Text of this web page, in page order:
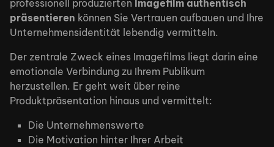
professionell produzierten Imagefilm authentisch
präsentieren können Sie Vertrauen aufbauen und Ihre
Unternehmensidentität lebendig vermitteln.
Der zentrale Zweck eines Imagefilms liegt darin eine
emotionale Verbindung zu Ihrem Publikum
herzustellen. Er geht weit über reine
Produktpräsentation hinaus und vermittelt:
Die Unternehmenswerte
Die Motivation hinter Ihrer Arbeit